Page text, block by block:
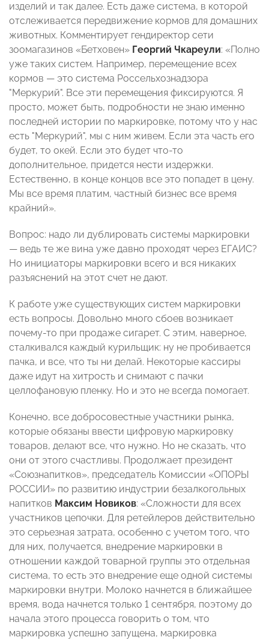
изделий и так далее. Есть даже система, в которой
отслеживается передвижение кормов для домашних
животных. Комментирует гендиректор сети
зоомагазинов «Бетховен» Георгий Чкареули: «Полно
уже таких систем. Например, перемещение всех
кормов — это система Россельхознадзора
"Меркурий". Все эти перемещения фиксируются. Я
просто, может быть, подробности не знаю именно
последней истории по маркировке, потому что у нас
есть "Меркурий", мы с ним живем. Если эта часть его
будет, то окей. Если это будет что-то
дополнительное, придется нести издержки.
Естественно, в конце концов все это попадет в цену.
Мы все время платим, частный бизнес все время
крайний».
Вопрос: надо ли дублировать системы маркировки
— ведь те же вина уже давно проходят через ЕГАИС?
Но инициаторы маркировки всего и вся никаких
разъяснений на этот счет не дают.
К работе уже существующих систем маркировки
есть вопросы. Довольно много сбоев возникает
почему-то при продаже сигарет. С этим, наверное,
сталкивался каждый курильщик: ну не пробивается
пачка, и все, что ты ни делай. Некоторые кассиры
даже идут на хитрость и снимают с пачки
целлофановую пленку. Но и это не всегда помогает.
Конечно, все добросовестные участники рынка,
которые обязаны ввести цифровую маркировку
товаров, делают все, что нужно. Но не сказать, что
они от этого счастливы. Продолжает президент
«Союзнапитков», председатель Комиссии «ОПОРЫ
РОССИИ» по развитию индустрии безалкогольных
напитков Максим Новиков: «Сложности для всех
участников цепочки. Для ретейлеров действительно
это серьезная затрата, особенно с учетом того, что
для них, получается, внедрение маркировки в
отношении каждой товарной группы это отдельная
система, то есть это внедрение еще одной системы
маркировки внутри. Молоко начнется в ближайшее
время, вода начнется только 1 сентября, поэтому до
начала этого процесса говорить о том, что
маркировка успешно запущена, маркировка